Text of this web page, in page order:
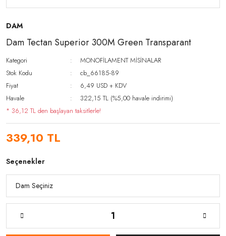
DAM
Dam Tectan Superior 300M Green Transparant
Kategori
MONOFİLAMENT MİSİNALAR
Stok Kodu
cb_66185-89
Fiyat
6,49 USD + KDV
Havale
322,15 TL (%5,00 havale indirimi)
* 36,12 TL den başlayan taksitlerle!
339,10 TL
Seçenekler